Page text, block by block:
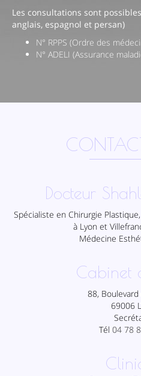
Les consultations sont
anglais, espagnol et persan)
N° RPPS (Ordre des
N° ADELI (Assurance
Docteur
Spécialiste en Chirurgie
à Lyon et
Médecine
Cabinet
88,
69006
Tél 04 78